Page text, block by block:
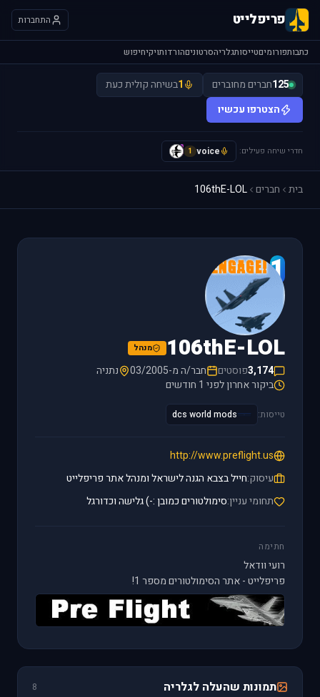
פריפלייט התחברות
כתבותפורומיםטייסותגלריהסרטוניםהורדותויקיחיפוש
125חברים מחוברים 1בשיחה קולית כעת
הצטרפו עכשיו
חדרי שיחה פעילים: voice
1
y
בית חברים 106thE-LOL
1
106thE-LOL מנהל
3,174פוסטים חבר/ה מ-03/2005
נתניה
ביקור אחרון לפני 1 חודשים
טייסות: dcs world mods
http://www.preflight.us
עיסוק:חייל בצבא הגנה לישראל ומנהל אתר פריפלייט
תחומי עניין:סימולטורים כמובן :-) גלישה וכדורגל
חתימה
רועי וודאל
פריפלייט - אתר הסימולטורים מספר 1!
תמונות שהעלה לגלריה 8